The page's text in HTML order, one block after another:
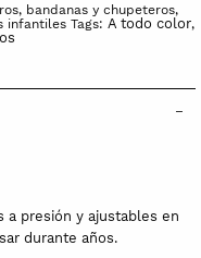
bandanas y chupeteros,
infantiles Tags: A todo color,
a presión y ajustables en
durante años.